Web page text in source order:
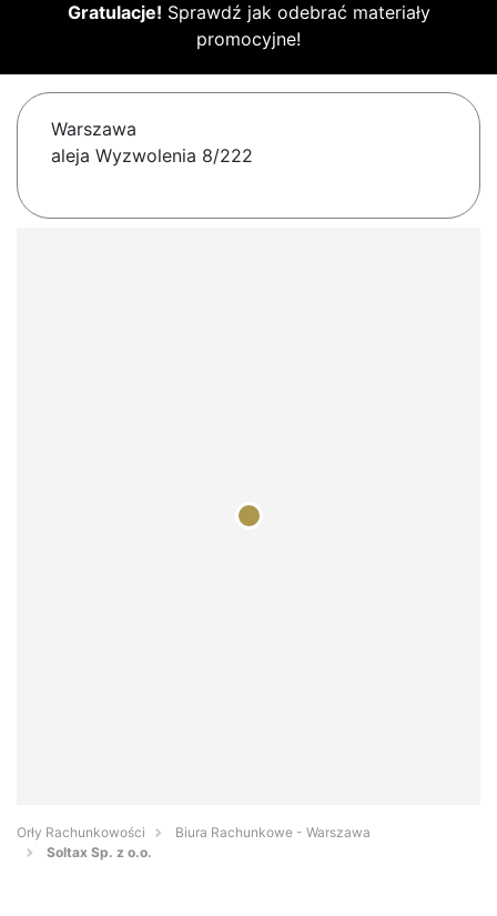
Gratulacje! Sprawdź jak odebrać materiały
promocyjne!
Warszawa
aleja Wyzwolenia 8/222
Orły Rachunkowości
Biura Rachunkowe - Warszawa
Soltax Sp. z o.o.